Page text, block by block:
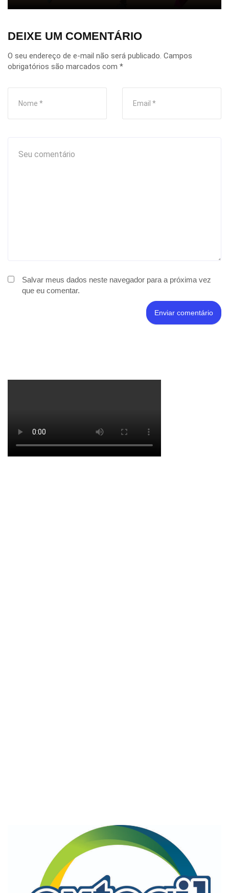
DEIXE UM COMENTÁRIO
O seu endereço de e-mail não será publicado. Campos
obrigatórios são marcados com *
Salvar meus dados neste navegador para a próxima vez
que eu comentar.